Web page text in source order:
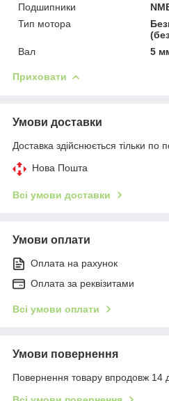
Подшипники
Тип мотора
Вал
5
Приховати
Умови доставки
Доставка здійснюється тільки по
Нова Пошта
Всі умови доставки
Умови оплати
Оплата на рахунок
Оплата за реквізитами
Всі умови оплати
Умови повернення
Повернення товару впродовж 14